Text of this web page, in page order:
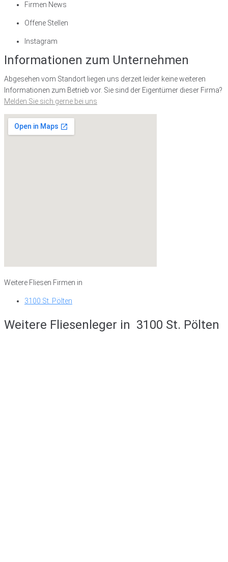
Firmen News
Offene Stellen
Instagram
Informationen zum Unternehmen
Abgesehen vom Standort liegen uns derzeit leider keine weiteren
Informationen zum Betrieb vor. Sie sind der Eigentümer dieser Firma?
Melden Sie sich gerne bei uns
Weitere Fliesen Firmen in
3100 St. Pölten
Weitere Fliesenleger in 3100 St. Pölten